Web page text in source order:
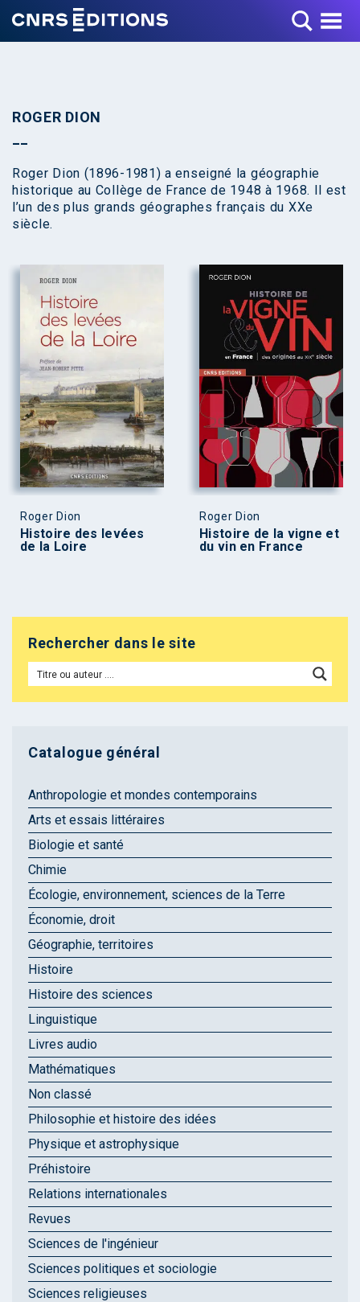
Toggle Menu
ROGER DION
Roger Dion (1896-1981) a enseigné la géographie
historique au Collège de France de 1948 à 1968. Il est
l’un des plus grands géographes français du XXe
siècle.
Roger Dion
Histoire des levées
de la Loire
Roger Dion
Histoire de la vigne et
du vin en France
Rechercher dans le site
Catalogue général
Anthropologie et mondes contemporains
Arts et essais littéraires
Biologie et santé
Chimie
Écologie, environnement, sciences de la Terre
Économie, droit
Géographie, territoires
Histoire
Histoire des sciences
Linguistique
Livres audio
Mathématiques
Non classé
Philosophie et histoire des idées
Physique et astrophysique
Préhistoire
Relations internationales
Revues
Sciences de l'ingénieur
Sciences politiques et sociologie
Sciences religieuses